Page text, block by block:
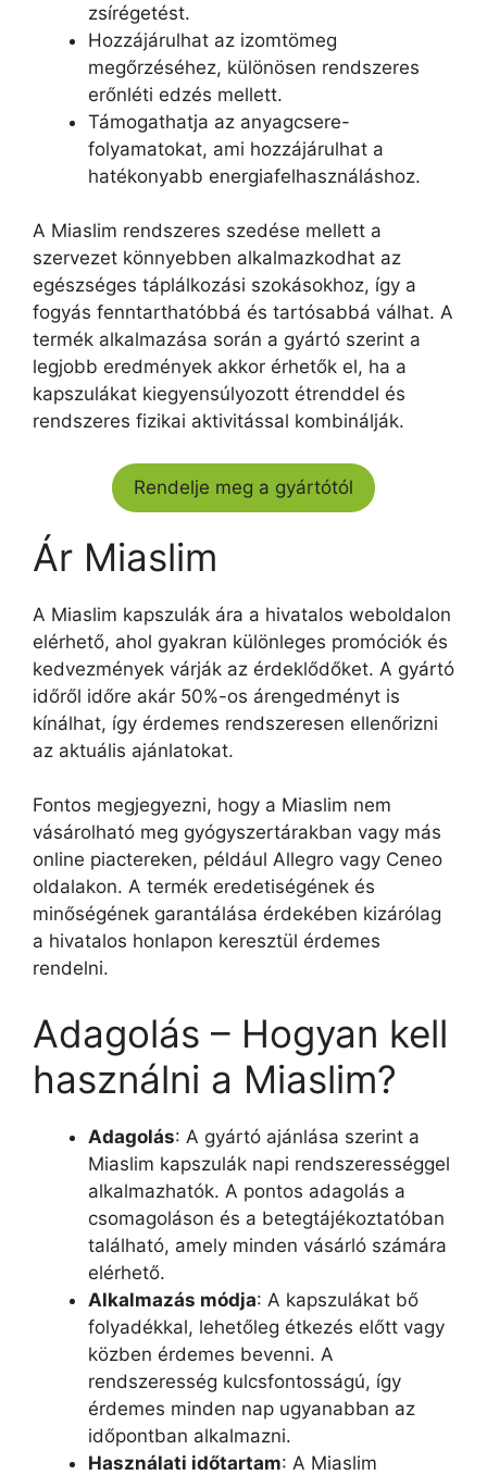
zsírégetést.
Hozzájárulhat az izomtömeg
megőrzéséhez, különösen rendszeres
erőnléti edzés mellett.
Támogathatja az anyagcsere-
folyamatokat, ami hozzájárulhat a
hatékonyabb energiafelhasználáshoz.
A Miaslim rendszeres szedése mellett a
szervezet könnyebben alkalmazkodhat az
egészséges táplálkozási szokásokhoz, így a
fogyás fenntarthatóbbá és tartósabbá válhat. A
termék alkalmazása során a gyártó szerint a
legjobb eredmények akkor érhetők el, ha a
kapszulákat kiegyensúlyozott étrenddel és
rendszeres fizikai aktivitással kombinálják.
Rendelje meg a gyártótól
Ár Miaslim
A Miaslim kapszulák ára a hivatalos weboldalon
elérhető, ahol gyakran különleges promóciók és
kedvezmények várják az érdeklődőket. A gyártó
időről időre akár 50%-os árengedményt is
kínálhat, így érdemes rendszeresen ellenőrizni
az aktuális ajánlatokat.
Fontos megjegyezni, hogy a Miaslim nem
vásárolható meg gyógyszertárakban vagy más
online piactereken, például Allegro vagy Ceneo
oldalakon. A termék eredetiségének és
minőségének garantálása érdekében kizárólag
a hivatalos honlapon keresztül érdemes
rendelni.
Adagolás – Hogyan kell
használni a Miaslim?
Adagolás: A gyártó ajánlása szerint a
Miaslim kapszulák napi rendszerességgel
alkalmazhatók. A pontos adagolás a
csomagoláson és a betegtájékoztatóban
található, amely minden vásárló számára
elérhető.
Alkalmazás módja: A kapszulákat bő
folyadékkal, lehetőleg étkezés előtt vagy
közben érdemes bevenni. A
rendszeresség kulcsfontosságú, így
érdemes minden nap ugyanabban az
időpontban alkalmazni.
Használati időtartam: A Miaslim